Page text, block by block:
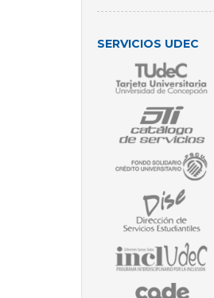
SERVICIOS UDEC